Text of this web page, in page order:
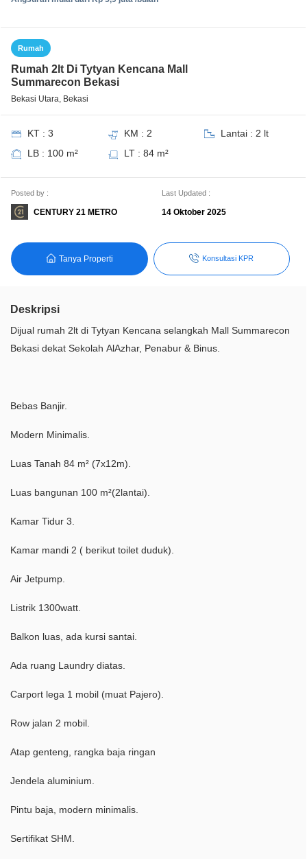
Rumah
Rumah 2lt Di Tytyan Kencana Mall
Summarecon Bekasi
Bekasi Utara, Bekasi
KT : 3 KM : 2
Lantai : 2 lt
LB : 100 m²
LT : 84 m²
Posted by :
CENTURY 21 METRO
Last Updated :
14 Oktober 2025
Tanya Properti Konsultasi KPR
Deskripsi
Dijual rumah 2lt di Tytyan Kencana selangkah Mall Summarecon
Bekasi dekat Sekolah AlAzhar, Penabur & Binus.
Bebas Banjir.
Modern Minimalis.
Luas Tanah 84 m² (7x12m).
Luas bangunan 100 m²(2lantai).
Kamar Tidur 3.
Kamar mandi 2 ( berikut toilet duduk).
Air Jetpump.
Listrik 1300watt.
Balkon luas, ada kursi santai.
Ada ruang Laundry diatas.
Carport lega 1 mobil (muat Pajero).
Row jalan 2 mobil.
Atap genteng, rangka baja ringan
Jendela aluminium.
Pintu baja, modern minimalis.
Sertifikat SHM.